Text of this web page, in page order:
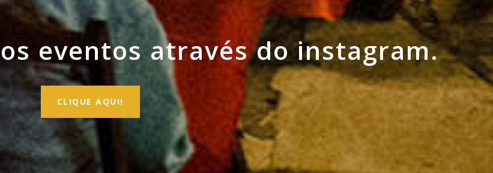
eventos através do instagram.
CLIQUE AQUI!